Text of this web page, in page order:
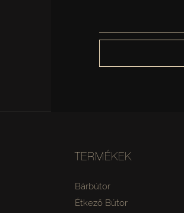
TERMÉKEK
Bárbútor
Étkező Bútor